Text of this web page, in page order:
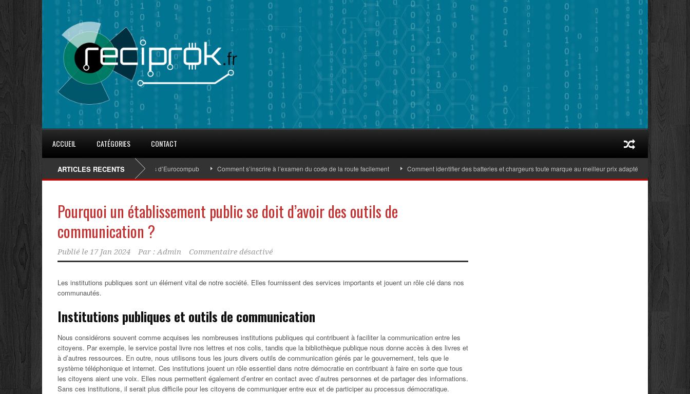
ACCUEIL CATÉGORIES CONTACT
ARTICLES RECENTS
8 conseils pour fidéliser avec les goodies d’Eurocompub Comment s’inscrire à l’examen du code de la route facilement Comment identifier des batteries et chargeurs toute marque au meilleur prix adaptés aux ordinateurs
Pourquoi un établissement public se doit d’avoir des outils de
communication ?
Publié le 17 Jan 2024 Par : Admin Commentaire désactivé
Les institutions publiques sont un élément vital de notre société. Elles fournissent des services importants et jouent un rôle clé dans nos
communautés.
Institutions publiques et outils de communication
Nous considérons souvent comme acquises les nombreuses institutions publiques qui contribuent à faciliter la communication entre les
citoyens. Par exemple, le service postal livre nos lettres et nos colis, tandis que la bibliothèque publique nous donne accès à des livres et
à d’autres ressources. En outre, nous utilisons tous les jours divers outils de communication gérés par le gouvernement, tels que le
système téléphonique et internet. Ces institutions jouent un rôle essentiel dans notre démocratie en contribuant à faire en sorte que tous
les citoyens aient une voix. Elles nous permettent également d’entrer en contact avec d’autres personnes et de partager des informations.
Sans ces institutions, il serait plus difficile pour les citoyens de communiquer entre eux et de participer au processus démocratique.